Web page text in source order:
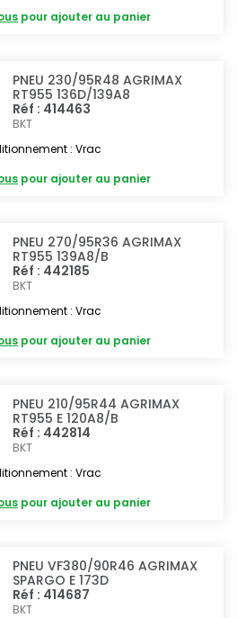
pour ajouter au panier
PNEU 230/95R48 AGRIMAX
RT955 136D/139A8
Réf : 414463
BKT
: Vrac
pour ajouter au panier
PNEU 270/95R36 AGRIMAX
RT955 139A8/B
Réf : 442185
BKT
: Vrac
pour ajouter au panier
PNEU 210/95R44 AGRIMAX
RT955 E 120A8/B
Réf : 442814
BKT
: Vrac
pour ajouter au panier
PNEU VF380/90R46 AGRIMAX
SPARGO E 173D
Réf : 414687
BKT